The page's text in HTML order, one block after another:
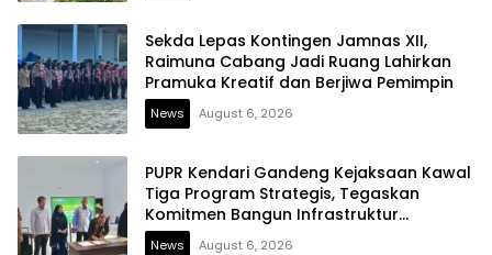
Sekda Lepas Kontingen Jamnas XII,
Raimuna Cabang Jadi Ruang Lahirkan
Pramuka Kreatif dan Berjiwa Pemimpin
News August 6, 2026
PUPR Kendari Gandeng Kejaksaan Kawal
Tiga Program Strategis, Tegaskan
Komitmen Bangun Infrastruktur
Berintegritas
News August 6, 2026